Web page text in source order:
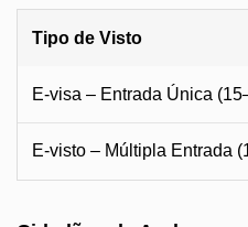
Tipo de Visto
E-visa – Entrada Única
E-visto – Múltipla Entrada